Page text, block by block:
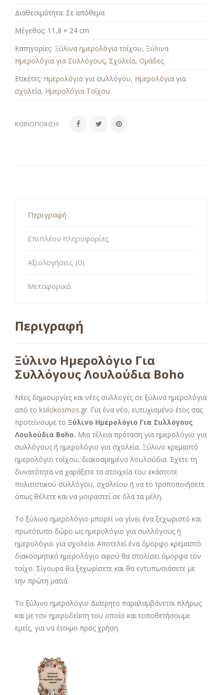
Διαθεσιμότητα: Σε απόθεμα
Μέγεθος: 11,8 × 24 cm
Κατηγορίες: Ξύλινα ημερολόγια τοίχου, Ξύλινα
Ημερολόγια για Συλλόγους, Σχολεία, Ομάδες.
Ετικέτες: Ημερολόγια για συλλόγου, Ημερολόγια για
σχολεία, Ημερολόγια Τοίχου.
ΚΟΙΝΟΠΟΊΗΣΗ:
Περιγραφή
Επιπλέον πληροφορίες
Αξιολογήσεις (0)
Μεταφορικά
Περιγραφή
Ξύλινο Ημερολόγιο Για
Συλλόγους Λουλούδια Boho
Νέες δημιουργίες και νέες συλλογές σε ξύλινα ημερολόγια
από το ksilokosmos.gr. Για ένα νέο, ευτυχισμένο έτος σας
προτείνουμε το Ξύλινο Ημερολόγιο Για Συλλόγους
Λουλούδια Boho. Μια τέλεια πρόταση για ημερολόγιο για
συλλόγους ή ημερολόγιο για σχολεία. Ξύλινο κρεμαστό
ημερολόγιο τοίχου, διακοσμημένο λουλούδια. Έχετε τη
δυνατότητα να χαράξετε τα στοιχεία του εκάστοτε
πολιτιστικού συλλόγου, σχολείου ή να το τροποποιήσετε
όπως θέλετε και να μοιραστεί σε όλα τα μέλη.
Το ξύλινο ημερολόγιο μπορεί να γίνει ένα ξεχωριστό και
πρωτότυπο δώρο ως ημερολόγιο για συλλόγους ή
ημερολόγιο για σχολεία. Αποτελεί ένα όμορφο κρεμαστό
διακοσμητικό ημερολόγιο αφού θα στολίσει όμορφα τον
τοίχο. Σίγουρα θα ξεχωρίσετε και θα εντυπωσιάσετε με
την πρώτη ματιά.
Το ξύλινο ημερολόγιο Διάτρητο παραλαμβάνεται πλήρως
και με τον ημεροδείκτη του οποίο και τοποθετήσουμε
εμείς, για να έτοιμο προς χρήση.